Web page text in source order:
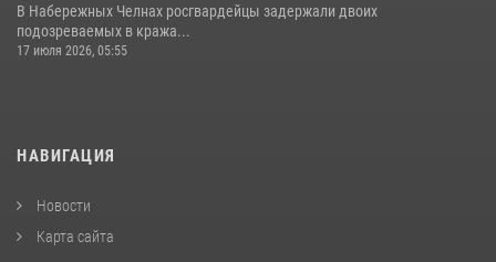
В Набережных Челнах росгвардейцы задержали двоих
подозреваемых в кража...
17 июля 2026, 05:55
НАВИГАЦИЯ
Новости
Карта сайта